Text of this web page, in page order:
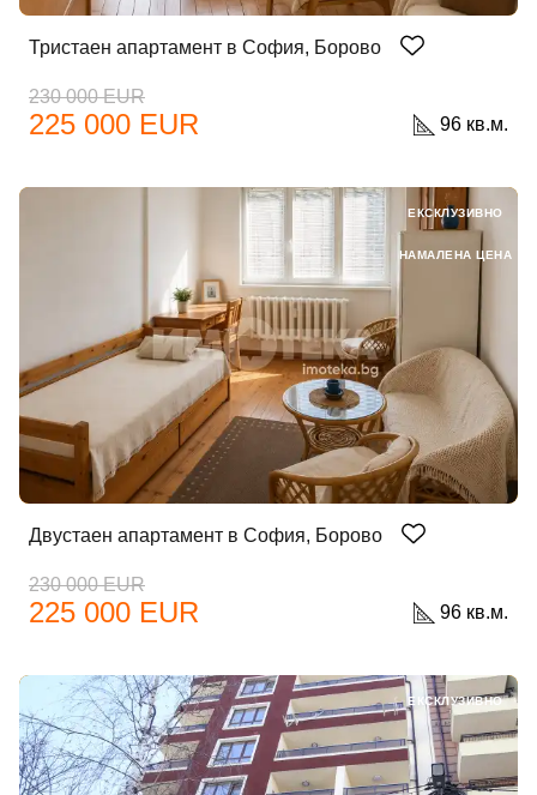
Тристаен апартамент в София, Борово
230 000 EUR
225 000 EUR 96 кв.м.
Двустаен апартамент в София, Борово
230 000 EUR
225 000 EUR 96 кв.м.
ЕКСКЛУЗИВНО
НАМАЛЕНА ЦЕНА
ЕКСКЛУЗИВНО